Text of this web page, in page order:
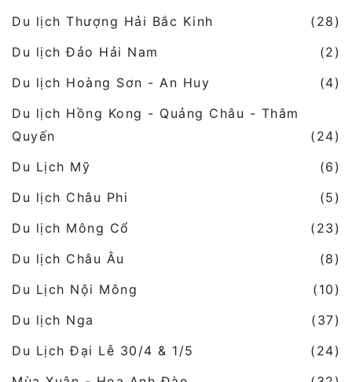
Du lịch Thượng Hải Bắc Kinh
(28)
Du lịch Đảo Hải Nam
(2)
Du lịch Hoàng Sơn - An Huy
(4)
Du lịch Hồng Kong - Quảng Châu - Thâm
Quyến
(24)
Du Lịch Mỹ
(6)
Du lịch Châu Phi
(5)
Du lịch Mông Cổ
(23)
Du lịch Châu Âu
(8)
Du Lịch Nội Mông
(10)
Du lịch Nga
(37)
Du Lịch Đại Lễ 30/4 & 1/5
(24)